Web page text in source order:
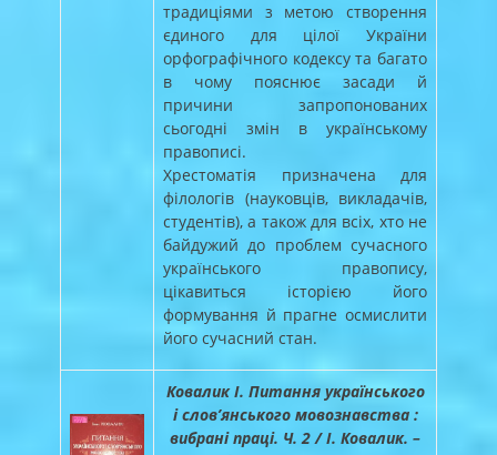
традиціями з метою створення
єдиного для цілої України
орфографічного кодексу та багато
в чому пояснює засади й
причини запропонованих
сьогодні змін в українському
правописі.
Хрестоматія призначена для
філологів (науковців, викладачів,
студентів), а також для всіх, хто не
байдужий до проблем сучасного
українського правопису,
цікавиться історією його
формування й прагне осмислити
його сучасний стан.
Ковалик І. Питання українського
і слов’янського мовознавства :
вибрані праці. Ч. 2 / І. Ковалик. –